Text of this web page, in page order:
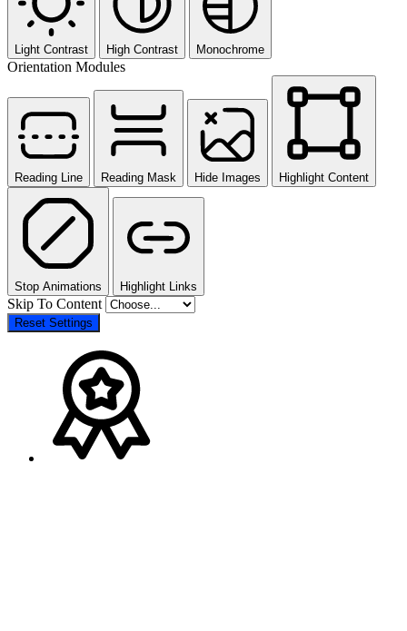
Light Contrast High Contrast Monochrome
Orientation Modules
Reading Line Reading Mask Hide Images Highlight Content
Stop Animations Highlight Links
Skip To Content
Reset Settings